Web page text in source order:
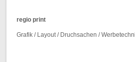
regio print
Grafik / Layout / Druchsachen /